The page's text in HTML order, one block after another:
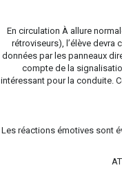
En circulation À allure
rétroviseurs), l’élève
données par les panneaux
compte de la
intéressant pour la conduite.
Les réactions émotives sont